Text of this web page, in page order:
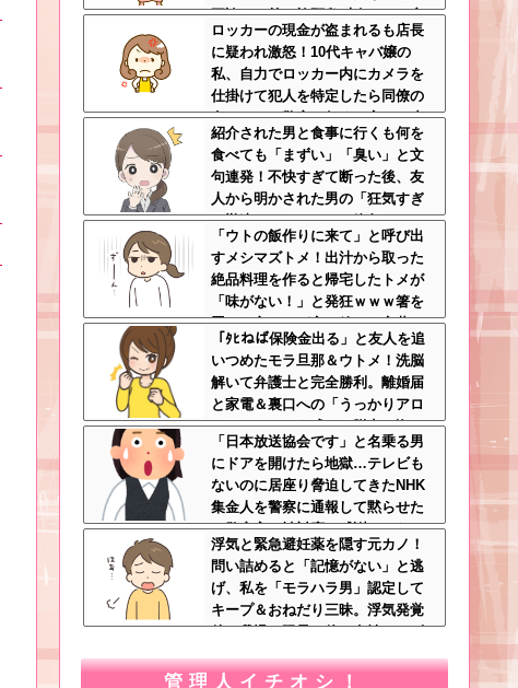
正論」に義一族阿鼻叫喚ｗｗ←怠
け者どもに正論のナイフをグサリ
ロッカーの現金が盗まれるも店長
に疑われ激怒！10代キャバ嬢の
私、自力でロッカー内にカメラを
仕掛けて犯人を特定したら同僚の
女だった…警察へ行くと言って止
められ、加害者に泣かれながら大
揉めして・・・
紹介された男と食事に行くも何を
食べても「まずい」「臭い」と文
句連発！不快すぎて断った後、友
人から明かされた男の「狂気すぎ
る勘違いシナリオ」に絶句ｗｗ←
手料理食べたいなら素直に言え
「ウトの飯作りに来て」と呼び出
すメシマズトメ！出汁から取った
絶品料理を作ると帰宅したトメが
「味がない！」と発狂ｗｗｗ箸を
置いた良ウトが言い放った言葉と
は←良ウトさんの神対応にスカッ
とする
「ﾀﾋねば保険金出る」と友人を追
いつめたモラ旦那＆ウトメ！洗脳
解いて弁護士と完全勝利。離婚届
と家電＆裏口への「うっかりアロ
ンアルファ」を残して脱出←悔し
泣きしながらやることがエグくて
草
「日本放送協会です」と名乗る男
にドアを開けたら地獄…テレビも
ないのに居座り脅迫してきたNHK
集金人を警察に通報して黙らせた
←警察官の神対応に感謝しかない
浮気と緊急避妊薬を隠す元カノ！
問い詰めると「記憶がない」と逃
げ、私を「モラハラ男」認定して
キープ＆おねだり三昧。浮気発覚
後、我慢の限界で他の女性とスピ
管理人イチオシ！